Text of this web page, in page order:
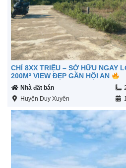
CHỈ 8XX TRIỆU – SỞ HỮU NGAY
200M² VIEW ĐẸP GẦN HỘI AN
Nhà đất bán
Huyện Duy Xuyên